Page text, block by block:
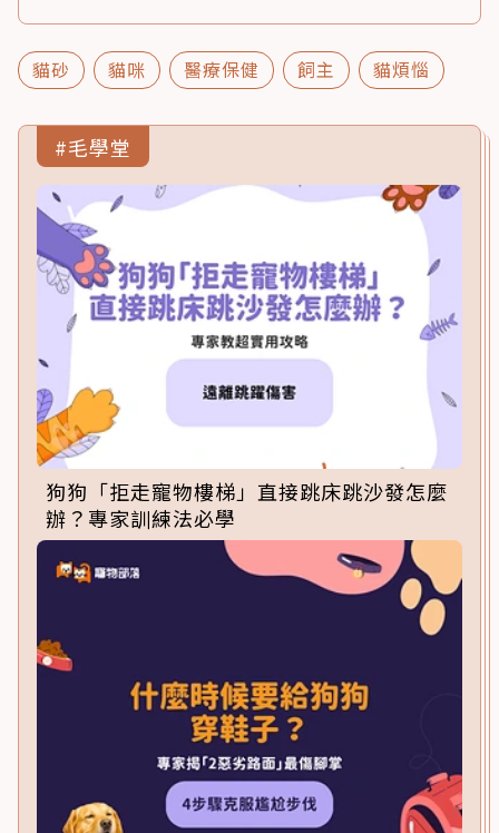
貓砂 貓咪 醫療保健 飼主 貓煩惱
#毛學堂
狗狗「拒走寵物樓梯」直接跳床跳沙發怎麼
辦？專家訓練法必學